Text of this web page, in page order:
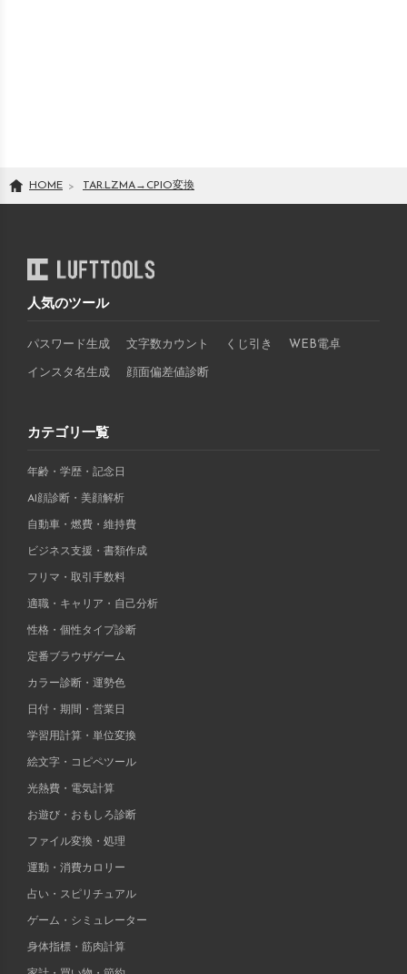
HOME TAR.LZMA→ CPIO変換
人気のツール
パスワード生成 文字数カウント くじ引き WEB電卓
インスタ名生成 顔面偏差値診断
カテゴリ一覧
年齢・学歴・記念日
AI顔診断・美顔解析
自動車・燃費・維持費
ビジネス支援・書類作成
フリマ・取引手数料
適職・キャリア・自己分析
性格・個性タイプ診断
定番ブラウザゲーム
カラー診断・運勢色
日付・期間・営業日
学習用計算・単位変換
絵文字・コピペツール
光熱費・電気計算
お遊び・おもしろ診断
ファイル変換・処理
運動・消費カロリー
占い・スピリチュアル
ゲーム・シミュレーター
身体指標・筋肉計算